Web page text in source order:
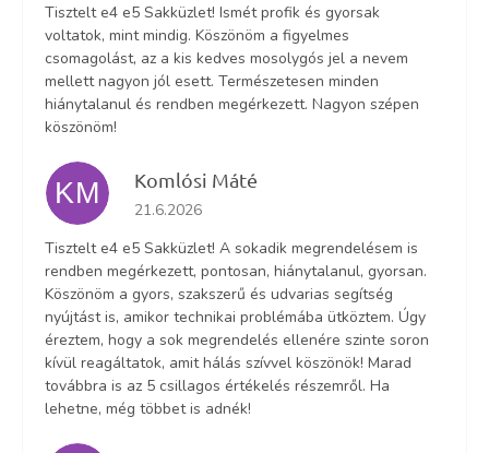
Tisztelt e4 e5 Sakküzlet! Ismét profik és gyorsak
voltatok, mint mindig. Köszönöm a figyelmes
csomagolást, az a kis kedves mosolygós jel a nevem
mellett nagyon jól esett. Természetesen minden
hiánytalanul és rendben megérkezett. Nagyon szépen
köszönöm!
KM Komlósi Máté
Az áruház értékelése 5-ből 5 csillag.
21.6.2026
Tisztelt e4 e5 Sakküzlet! A sokadik megrendelésem is
rendben megérkezett, pontosan, hiánytalanul, gyorsan.
Köszönöm a gyors, szakszerű és udvarias segítség
nyújtást is, amikor technikai problémába ütköztem. Úgy
éreztem, hogy a sok megrendelés ellenére szinte soron
kívül reagáltatok, amit hálás szívvel köszönök! Marad
továbbra is az 5 csillagos értékelés részemről. Ha
lehetne, még többet is adnék!